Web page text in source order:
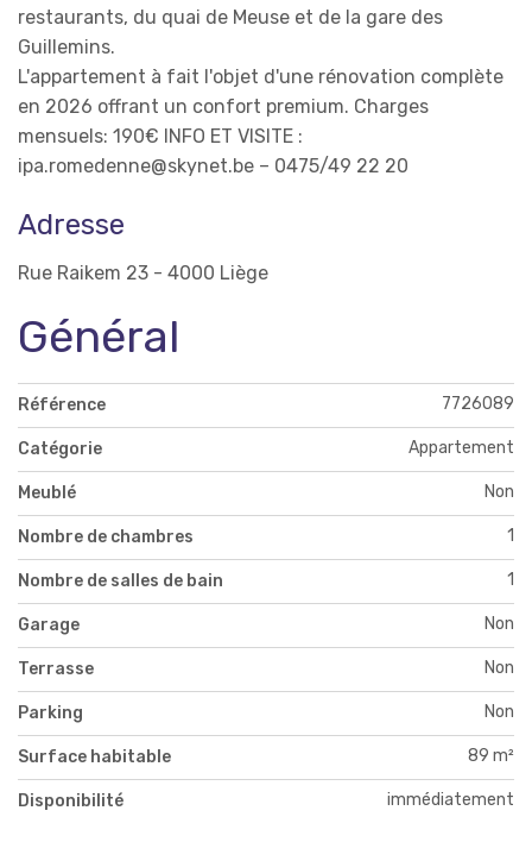
restaurants, du quai de Meuse et de la gare des
Guillemins.
L'appartement à fait l'objet d'une rénovation complète
en 2026 offrant un confort premium. Charges
mensuels: 190€ INFO ET VISITE :
ipa.romedenne@skynet.be – 0475/49 22 20
Adresse
Rue Raikem 23 - 4000 Liège
Général
Référence 7726089
Catégorie Appartement
Meublé Non
Nombre de chambres 1
Nombre de salles de bain 1
Garage Non
Terrasse Non
Parking Non
Surface habitable 89 m²
Disponibilité immédiatement